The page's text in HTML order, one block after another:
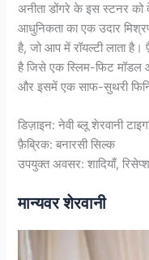
अनीता डोंगरे के इस स्टनर
आधुनिकता का एक उदार
है, जो आप में रॉयल्टी लाता है।
है जिसे एक स्लिम-फिट मॉडल
और इसमें एक साफ-सुथरी
डिज़ाइन: नेवी ब्लू शेरवानी
फ़ैब्रिक: बनारसी सिल्क
उपयुक्त अवसर: शादियाँ,
मान्यवर शेरवानी